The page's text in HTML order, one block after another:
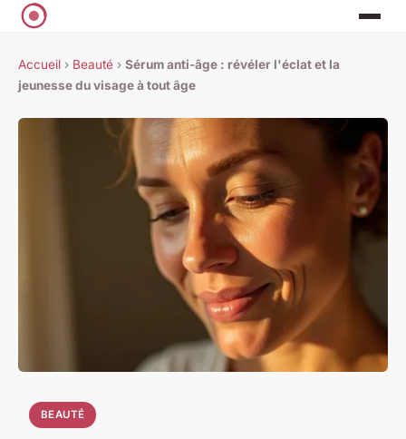
Accueil › Beauté › Sérum anti-âge : révéler l'éclat et la
jeunesse du visage à tout âge
BEAUTÉ